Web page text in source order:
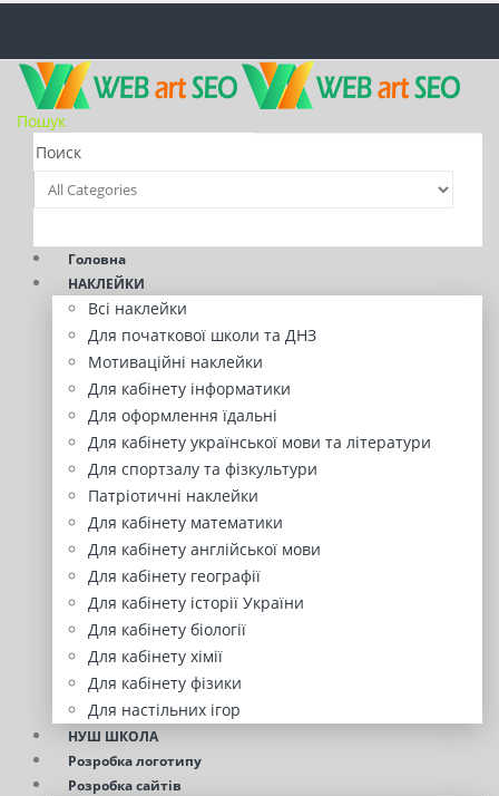
Пошук
Головна
НАКЛЕЙКИ
Всі наклейки
Для початкової школи та ДНЗ
Мотиваційні наклейки
Для кабінету інформатики
Для оформлення їдальні
Для кабінету української мови та літератури
Для спортзалу та фізкультури
Патріотичні наклейки
Для кабінету математики
Для кабінету англійської мови
Для кабінету географії
Для кабінету історії України
Для кабінету біології
Для кабінету хімії
Для кабінету фізики
Для настільних ігор
НУШ ШКОЛА
Розробка логотипу
Розробка сайтів